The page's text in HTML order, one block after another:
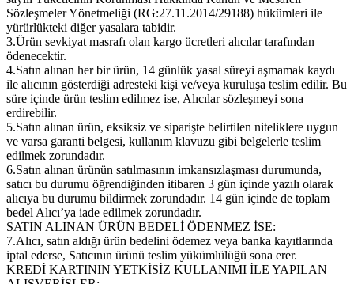
Sözleşmeler Yönetmeliği (RG:27.11.2014/29188) hükümleri ile
yürürlükteki diğer yasalara tabidir.
3.Ürün sevkiyat masrafı olan kargo ücretleri alıcılar tarafından
ödenecektir.
4.Satın alınan her bir ürün, 14 günlük yasal süreyi aşmamak kaydı
ile alıcının gösterdiği adresteki kişi ve/veya kuruluşa teslim edilir. Bu
süre içinde ürün teslim edilmez ise, Alıcılar sözleşmeyi sona
erdirebilir.
5.Satın alınan ürün, eksiksiz ve siparişte belirtilen niteliklere uygun
ve varsa garanti belgesi, kullanım klavuzu gibi belgelerle teslim
edilmek zorundadır.
6.Satın alınan ürünün satılmasının imkansızlaşması durumunda,
satıcı bu durumu öğrendiğinden itibaren 3 gün içinde yazılı olarak
alıcıya bu durumu bildirmek zorundadır. 14 gün içinde de toplam
bedel Alıcı’ya iade edilmek zorundadır.
SATIN ALINAN ÜRÜN BEDELİ ÖDENMEZ İSE:
7.Alıcı, satın aldığı ürün bedelini ödemez veya banka kayıtlarında
iptal ederse, Satıcının ürünü teslim yükümlülüğü sona erer.
KREDİ KARTININ YETKİSİZ KULLANIMI İLE YAPILAN